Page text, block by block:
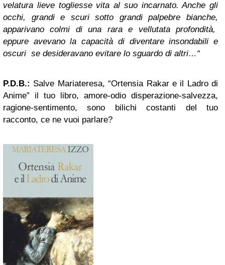
velatura lieve togliesse vita al suo incarnato. Anche gli
occhi, grandi e scuri sotto grandi palpebre bianche,
apparivano colmi di una rara e vellutata profondità,
eppure avevano la capacità di diventare insondabili e
oscuri se desideravano evitare lo sguardo di altri…“
P.D.B.: Salve Mariateresa, “Ortensia Rakar e il Ladro di
Anime” il tuo libro, amore-odio disperazione-salvezza,
ragione-sentimento, sono bilichi costanti del tuo
racconto, ce ne vuoi parlare?